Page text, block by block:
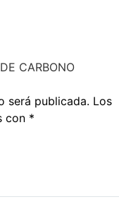
CARBONO
será publicada. Los
con *